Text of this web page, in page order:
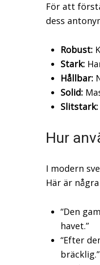
För att
dess
Robust:
Stark:
Hållbar:
Solid:
Slitstark:
Hur
I modern
Här är
“Den
havet.”
“Efter
bräcklig.”